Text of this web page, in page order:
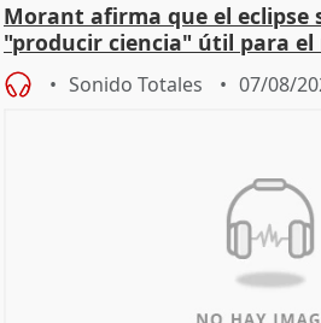
Morant afirma que el eclipse
"producir ciencia" útil para
Sonido Totales 07/08/